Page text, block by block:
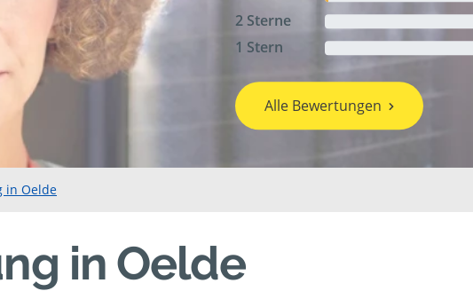
2 Sterne
1 Stern
Alle Bewertungen
in Oelde
in Oelde